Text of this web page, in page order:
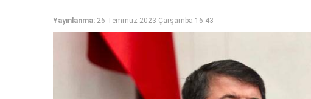
Yayınlanma: 26 Temmuz 2023 Çarşamba 16:43